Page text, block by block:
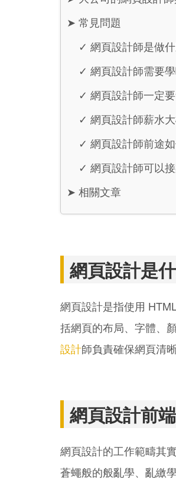
➤ 常見問題
✓ 網頁設計師是做
✓ 網頁設計師需要
✓ 網頁設計師一定
✓ 網頁設計師薪水
✓ 網頁設計師前途
✓ 網頁設計師可以
➤ 相關文章
網頁設計是
網頁設計是指使用
括網頁的布局、字體、
設計師負責確保網頁清
網頁設計前
網頁設計的工作範疇其
蒼蠅般的般亂學、亂繳